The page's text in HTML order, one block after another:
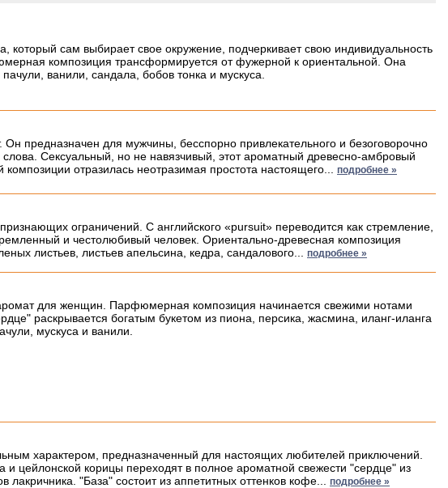
сам выбирает свое окружение, подчеркивает свою индивидуальность
композиция трансформируется от фужерной к ориентальной. Она
ванили, сандала, бобов тонка и мускуса.
предназначен для мужчины, бесспорно привлекательного и безоговорочно
Сексуальный, но не навязчивый, этот ароматный древесно-амбровый
отразилась неотразимая простота настоящего... подробнее »
ограничений. С английского «pursuit» переводится как стремление,
и честолюбивый человек. Ориентально-древесная композиция
листьев, листьев апельсина, кедра, сандалового... подробнее »
для женщин. Парфюмерная композиция начинается свежими нотами
раскрывается богатым букетом из пиона, персика, жасмина, иланг-иланга
мускуса и ванили.
характером, предназначенный для настоящих любителей приключений.
цейлонской корицы переходят в полное ароматной свежести "сердце" из
"База" состоит из аппетитных оттенков кофе... подробнее »